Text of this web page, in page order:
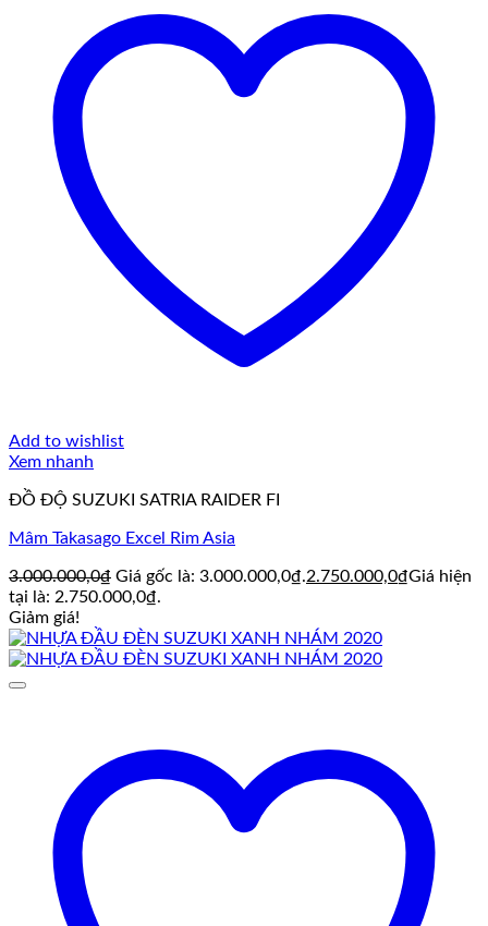
Add to wishlist
Xem nhanh
ĐỒ ĐỘ SUZUKI SATRIA RAIDER FI
Mâm Takasago Excel Rim Asia
3.000.000,0₫ Giá gốc là: 3.000.000,0₫.2.750.000,0₫Giá hiện
tại là: 2.750.000,0₫.
Giảm giá!